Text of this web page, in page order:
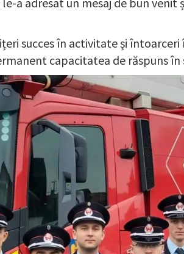
succes în activitate și
capacitatea de răspuns